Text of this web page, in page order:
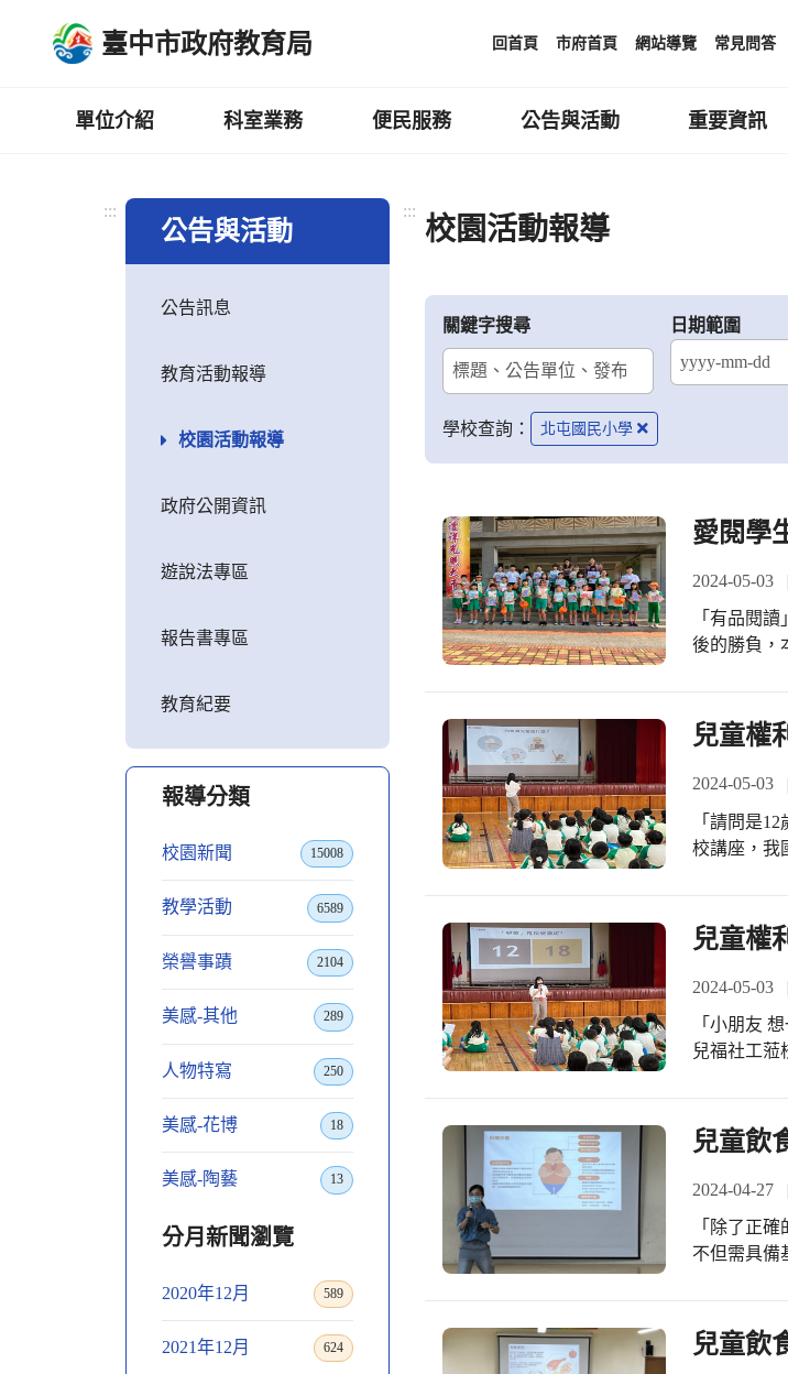
臺中市政府教育局 回首頁 市府首頁 網站導覽 常見問答
單位介紹 科室業務 便民服務 公告與活動 重要資訊
:::
公告與活動
公告訊息
教育活動報導
校園活動報導
政府公開資訊
遊說法專區
報告書專區
教育紀要
報導分類
校園新聞 15008
教學活動 6589
榮譽事蹟 2104
美感-其他 289
人物特寫 250
美感-花博 18
美感-陶藝 13
分月新聞瀏覽
2020年12月 589
2021年12月 624
:::
校園活動報導
關鍵字搜尋
日期範圍
結束日期
學校查詢： 北屯國民小學
愛閱學
2024-05-03
「有品閱
後的勝負，
展、關注學
惡、知善、
達到全人健
兒童權
2024-05-03
「請問是12歲 還是18歲…」北屯國小學務處辦理「兒童權益宣導」邀請
校講座，我
兒童權
2024-05-03
「小朋友 想一想你享有哪些權益?....」北屯國小學務處辦理「兒童權益宣導」邀請
兒福社工蒞
力的國際公
中的權利。
兒童飲
2024-04-27
「除了正
不但需具備
兒童飲